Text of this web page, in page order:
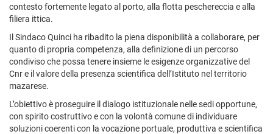
contesto fortemente legato al porto, alla flotta peschereccia e alla
filiera ittica.
Il Sindaco Quinci ha ribadito la piena disponibilità a collaborare, per
quanto di propria competenza, alla definizione di un percorso
condiviso che possa tenere insieme le esigenze organizzative del
Cnr e il valore della presenza scientifica dell’Istituto nel territorio
mazarese.
L’obiettivo è proseguire il dialogo istituzionale nelle sedi opportune,
con spirito costruttivo e con la volontà comune di individuare
soluzioni coerenti con la vocazione portuale, produttiva e scientifica